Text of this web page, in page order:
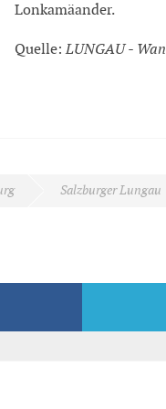
Lonkamäander.
Quelle:LUNGAU -
Salzburger Lungau
aus mit dem Tälerbus